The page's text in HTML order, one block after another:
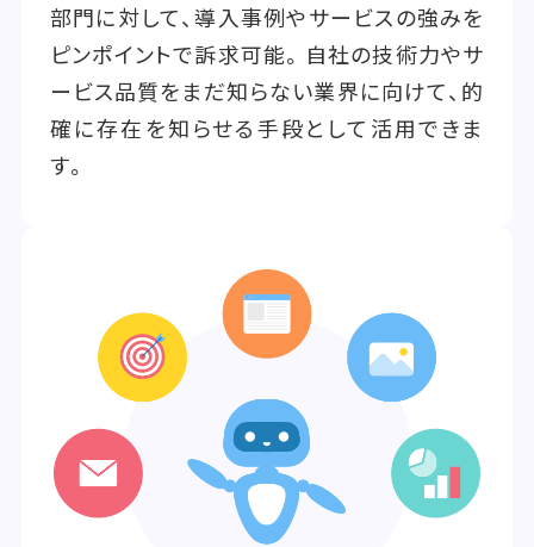
部門に対して、導入事例やサービスの強みを
ピンポイントで訴求可能。自社の技術力やサ
ービス品質をまだ知らない業界に向けて、的
確に存在を知らせる手段として活用できま
す。